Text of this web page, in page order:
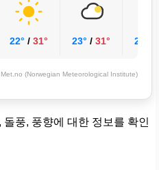
22° / 31° 23° / 31° 24°
(Norwegian Meteorological Institute)
풍, 풍향에 대한 정보를 확인